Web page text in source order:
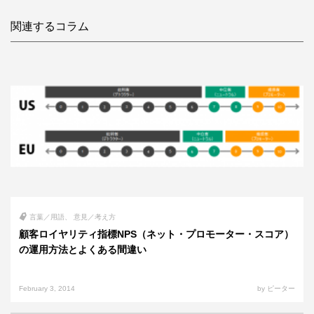
関連するコラム
言葉／用語 意見／考え方
顧客ロイヤリティ指標NPS（ネット・プロモーター・スコア）
の運用方法とよくある間違い
February 3, 2014 by ピーター